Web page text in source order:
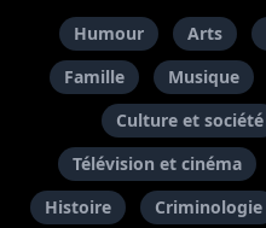
Humour Arts
Famille
Musique
Culture et société
Télévision et cinéma
Histoire
Criminologie